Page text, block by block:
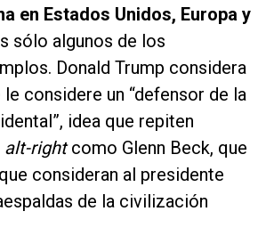
en Estados Unidos, Europa y
sólo algunos de los
Donald Trump considera
considere un “defensor de la
idea que repiten
alt-rightcomo Glenn Beck, que
consideran al presidente
de la civilización